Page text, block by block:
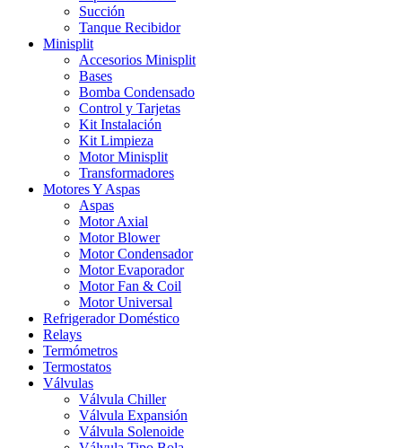
Succión
Tanque Recibidor
Minisplit
Accesorios Minisplit
Bases
Bomba Condensado
Control y Tarjetas
Kit Instalación
Kit Limpieza
Motor Minisplit
Transformadores
Motores Y Aspas
Aspas
Motor Axial
Motor Blower
Motor Condensador
Motor Evaporador
Motor Fan & Coil
Motor Universal
Refrigerador Doméstico
Relays
Termómetros
Termostatos
Válvulas
Válvula Chiller
Válvula Expansión
Válvula Solenoide